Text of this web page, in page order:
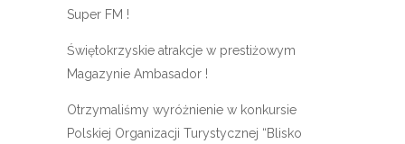
Super FM !
Świętokrzyskie atrakcje w prestiżowym
Magazynie Ambasador !
Otrzymaliśmy wyróżnienie w konkursie
Polskiej Organizacji Turystycznej “Blisko